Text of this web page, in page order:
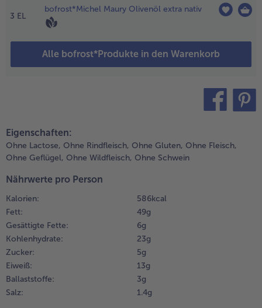
3 EL
bofrost*Michel Maury Olivenöl extra nativ
Alle bofrost*Produkte in den Warenkorb
und
Vorgang
Salz und
würzen
den Salat das
Salatherz
waschen
in
Eigenschaften:
Ohne Lactose, Ohne Rindfleisch, Ohne Gluten, Ohne Fleisch,
Ohne Geflügel, Ohne Wildfleisch, Ohne Schwein
Nährwerte pro Person
Kalorien:
586 kcal
Fett:
49 g
Gesättigte Fette:
6 g
Kohlenhydrate:
23 g
Zucker:
5 g
Eiweiß:
13 g
Ballaststoffe:
3 g
Salz:
1.4 g